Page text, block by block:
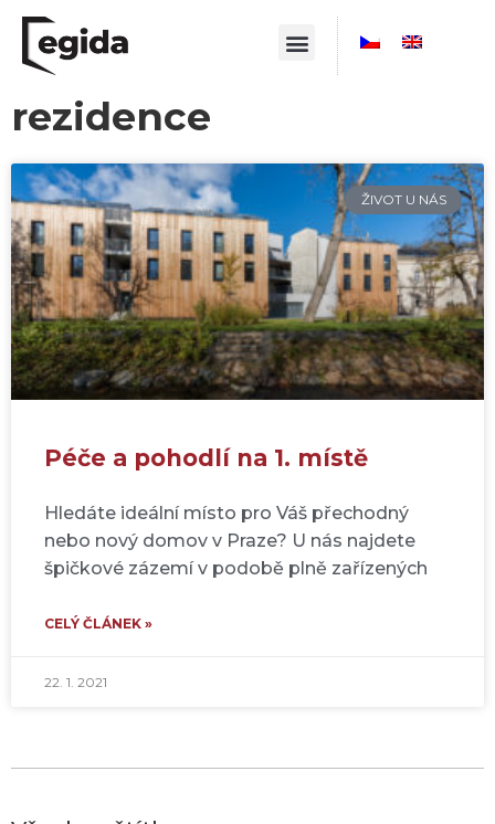
rezidence
ŽIVOT U NÁS
Péče a pohodlí na 1. místě
Hledáte ideální místo pro Váš přechodný
nebo nový domov v Praze? U nás najdete
špičkové zázemí v podobě plně zařízených
CELÝ ČLÁNEK »
22. 1. 2021